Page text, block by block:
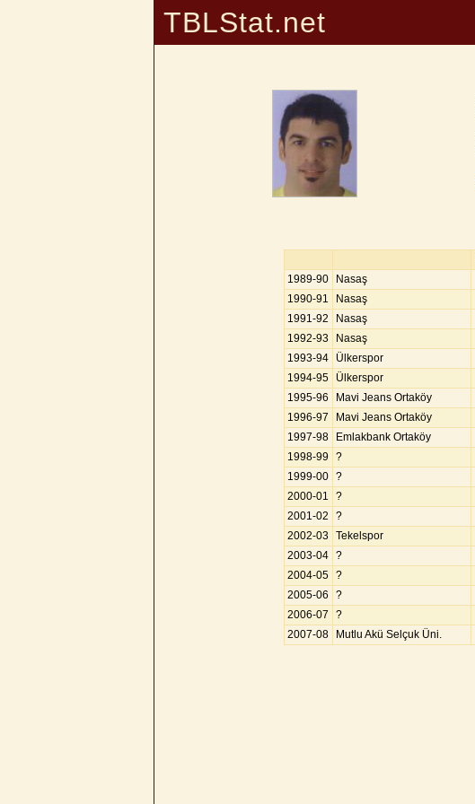
TBLStat.net
1989-90 Nasaş
1990-91
Nasaş
1991-92
Nasaş
1992-93
Nasaş
1993-94
Ülkerspor
1994-95
Ülkerspor
1995-96
Mavi Jeans Ortaköy
1996-97
Mavi Jeans Ortaköy
1997-98
Emlakbank Ortaköy
1998-99 ?
1999-00 ?
2000-01
?
2001-02
?
2002-03 Tekelspor
2003-04 ?
2004-05 ?
2005-06
?
2006-07
?
2007-08
Mutlu Akü Selçuk Üni.